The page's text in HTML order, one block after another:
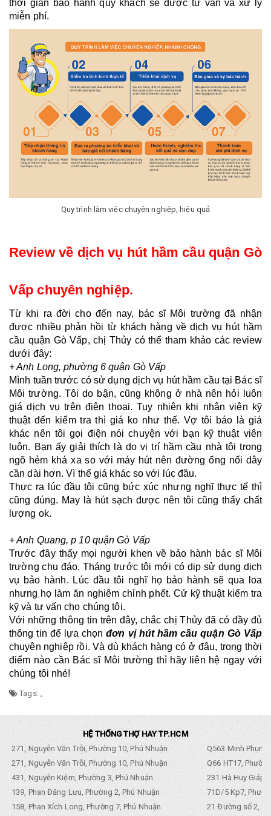
thời gian bảo hành quý khách sẽ được tư vấn và xử lý
miễn phí.
Quy trình làm việc chuyên nghiệp, hiệu quả
Review về dịch vụ hút hầm cầu quận Gò
Vấp chuyên nghiệp.
Từ khi ra đời cho đến nay, bác sĩ Môi trường đã nhận
được nhiều phản hồi từ khách hàng về dịch vụ hút hầm
cầu quận Gò Vấp, chị Thủy có thể tham khảo các review
dưới đây:
+ Anh Long, phường 6 quận Gò Vấp
Mình tuần trước có sử dụng dịch vụ hút hầm cầu tại Bác sĩ
Môi trường. Tôi do bận, cũng không ở nhà nên hỏi luôn
giá dịch vụ trên điện thoại. Tuy nhiên khi nhân viên kỹ
thuật đến kiểm tra thì giá ko như thế. Vợ tôi báo là giá
khác nên tôi gọi điện nói chuyện với bạn kỹ thuật viên
luôn. Bạn ấy giải thích là do vị trí hầm cầu nhà tôi trong
ngõ hẻm khá xa so với máy hút nên đường ống nối dây
cần dài hơn. Vì thế giá khác so với lúc đầu.
Thực ra lúc đầu tôi cũng bức xúc nhưng nghĩ thực tế thì
cũng đúng. May là hút sạch được nên tôi cũng thấy chất
lượng ok.
+ Anh Quang, p 10 quận Gò Vấp
Trước đây thấy mọi người khen về bảo hành bác sĩ Môi
trường chu đáo. Tháng trước tôi mới có dịp sử dụng dịch
vụ bảo hành. Lúc đầu tôi nghĩ họ bảo hành sẽ qua loa
nhưng họ làm ăn nghiêm chỉnh phết. Cử kỹ thuật kiểm tra
kỹ và tư vấn cho chúng tôi.
Với những thông tin trên đây, chắc chị Thủy đã có đầy đủ
thông tin để lựa chọn đơn vị hút hầm cầu quận Gò Vấp
chuyên nghiệp rồi. Và dù khách hàng có ở đâu, trong thời
điểm nào cần Bác sĩ Môi trường thì hãy liên hệ ngay với
chúng tôi nhé!
Tags: ,
HỆ THỐNG THỢ HAY TP.HCM
271, Nguyễn Văn Trỗi, Phường 10, Phú Nhuận
Q563 Minh
271, Nguyễn Văn Trỗi, Phường 10, Phú Nhuận
Q66 HT17,
431, Nguyễn Kiệm, Phường 3, Phú Nhuận
231 Hà Huy Giáp,
139, Phan Đăng Lưu, Phường 2, Phú Nhuận
71D/5 Kp7,
158, Phan Xích Long, Phường 7, Phú Nhuận
21 Đường số 2,